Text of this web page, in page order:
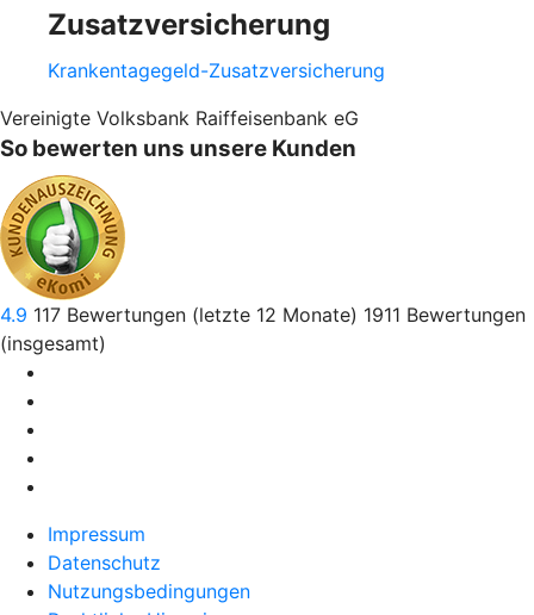
Zusatzversicherung
Krankentagegeld-Zusatzversicherung
Vereinigte Volksbank Raiffeisenbank eG
So bewerten uns unsere Kunden
4.9 117 Bewertungen (letzte 12 Monate) 1911 Bewertungen
(insgesamt)
Impressum
Datenschutz
Nutzungsbedingungen